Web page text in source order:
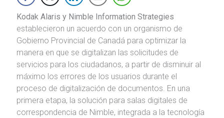
Kodak Alaris y Nimble Information Strategies
establecieron un acuerdo con un organismo de
Gobierno Provincial de Canadá para optimizar la
manera en que se digitalizan las solicitudes de
servicios para los ciudadanos, a partir de disminuir al
máximo los errores de los usuarios durante el
proceso de digitalización de documentos. En una
primera etapa, la solución para salas digitales de
correspondencia de Nimble, integrada a la tecnología